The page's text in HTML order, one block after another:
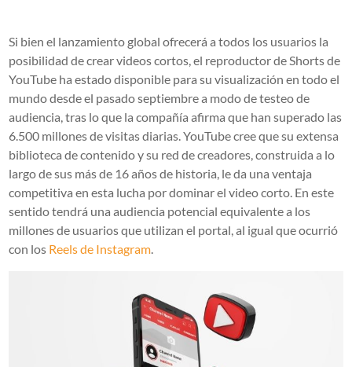
Si bien el lanzamiento global ofrecerá a todos los usuarios la
posibilidad de crear videos cortos, el reproductor de Shorts de
YouTube ha estado disponible para su visualización en todo el
mundo desde el pasado septiembre a modo de testeo de
audiencia, tras lo que la compañía afirma que hansuperado las
6.500 millones de visitas diarias. YouTube cree que su extensa
biblioteca de contenido y su red de creadores, construida a lo
largo de sus más de 16 años de historia, le da una ventaja
competitiva en esta lucha por dominar el video corto. En este
sentido tendrá una audiencia potencial equivalente a los
millones de usuarios que utilizan el portal, al igual que ocurrió
con los Reels de Instagram.